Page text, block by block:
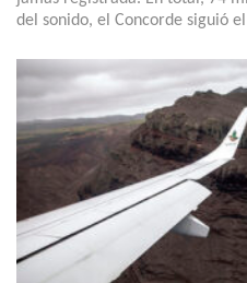
del sonido, el Concorde siguió